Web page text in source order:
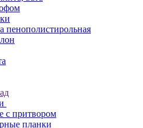
пенополистирольная
с притвором
планки